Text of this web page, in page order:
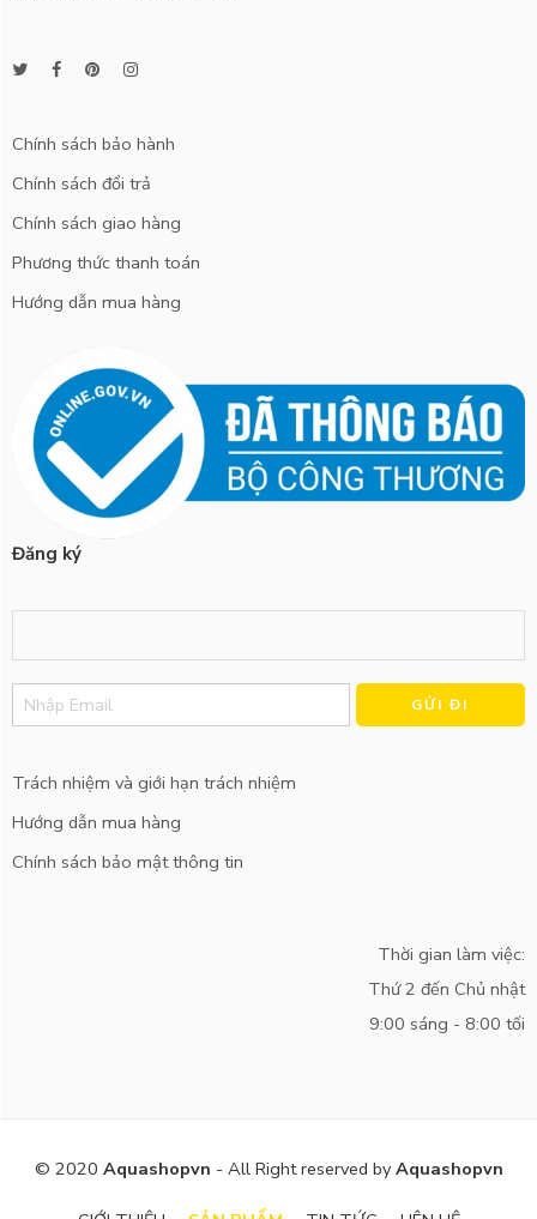
Chính sách bảo hành
Chính sách đổi trả
Chính sách giao hàng
Phương thức thanh toán
Hướng dẫn mua hàng
Đăng ký
Alternative:
Trách nhiệm và giới hạn trách nhiệm
Hướng dẫn mua hàng
Chính sách bảo mật thông tin
Thời gian làm việc:
Thứ 2 đến Chủ nhật
9:00 sáng - 8:00 tối
© 2020 Aquashopvn - All Right reserved byAquashopvn